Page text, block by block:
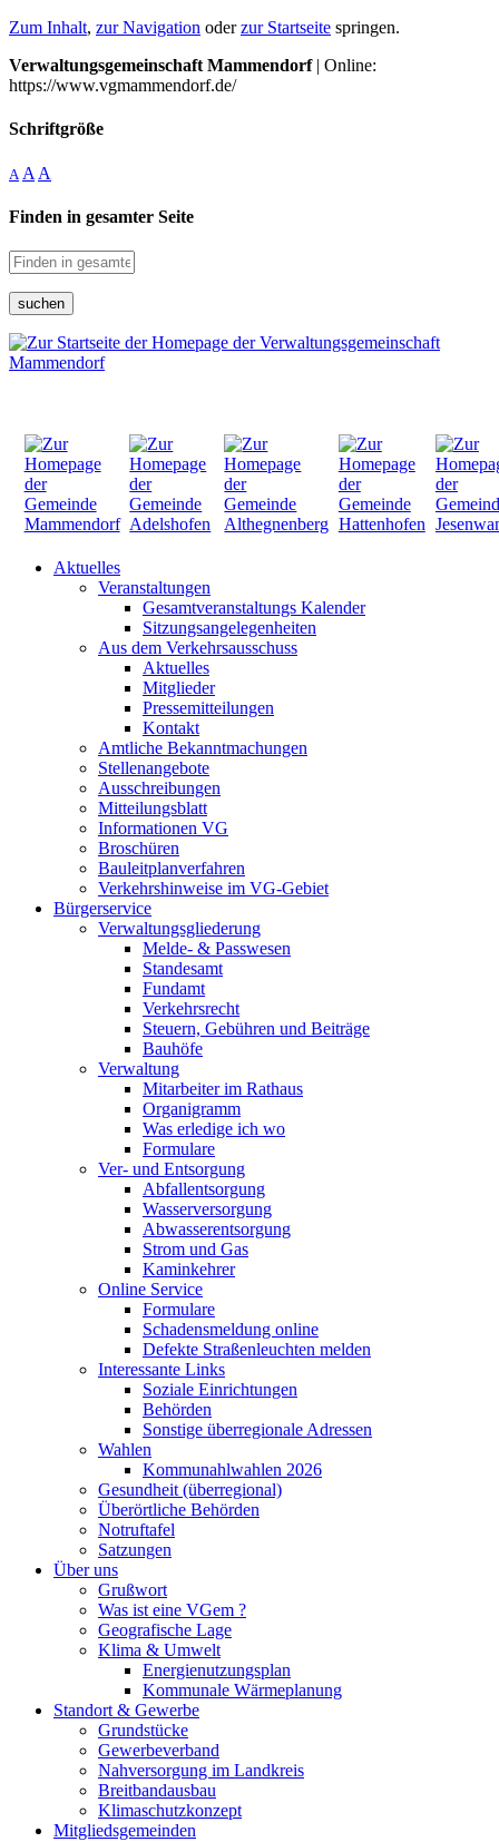
Zum Inhalt, zur Navigation oderzur Startseite springen.
Verwaltungsgemeinschaft Mammendorf| Online:
https://www.vgmammendorf.de/
Schriftgröße
A A A
Finden in gesamter Seite
suchen
Aktuelles
Veranstaltungen
Gesamtveranstaltungs Kalender
Sitzungsangelegenheiten
Aus dem Verkehrsausschuss
Aktuelles
Mitglieder
Pressemitteilungen
Kontakt
Amtliche Bekanntmachungen
Stellenangebote
Ausschreibungen
Mitteilungsblatt
Informationen VG
Broschüren
Bauleitplanverfahren
Verkehrshinweise im VG-Gebiet
Bürgerservice
Verwaltungsgliederung
Melde- & Passwesen
Standesamt
Fundamt
Verkehrsrecht
Steuern, Gebühren und Beiträge
Bauhöfe
Verwaltung
Mitarbeiter im Rathaus
Organigramm
Was erledige ich wo
Formulare
Ver- und Entsorgung
Abfallentsorgung
Wasserversorgung
Abwasserentsorgung
Strom und Gas
Kaminkehrer
Online Service
Formulare
Schadensmeldung online
Defekte Straßenleuchten melden
Interessante Links
Soziale Einrichtungen
Behörden
Sonstige überregionale Adressen
Wahlen
Kommunahlwahlen 2026
Gesundheit (überregional)
Überörtliche Behörden
Notruftafel
Satzungen
Über uns
Grußwort
Was ist eine VGem ?
Geografische Lage
Klima & Umwelt
Energienutzungsplan
Kommunale Wärmeplanung
Standort & Gewerbe
Grundstücke
Gewerbeverband
Nahversorgung im Landkreis
Breitbandausbau
Klimaschutzkonzept
Mitgliedsgemeinden